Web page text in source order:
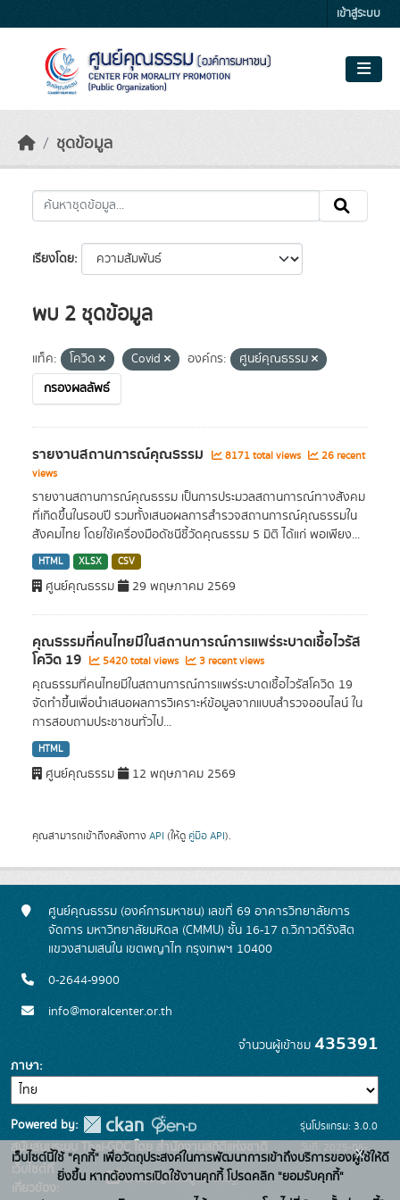
เข้าสู่ระบบ
ชุดข้อมูล
เรียงโดย
พบ 2 ชุดข้อมูล
แท็ค: โควิด Covid องค์กร:
ศูนย์คุณธรรม
กรองผลลัพธ์
รายงานสถานการณ์คุณธรรม 8171 total views
26 recent
views
รายงานสถานการณ์คุณธรรม เป็นการประมวลสถานการณ์ทางสังคม
ที่เกิดขึ้นในรอบปี รวมทั้งเสนอผลการสำรวจสถานการณ์คุณธรรมใน
สังคมไทย โดยใช้เครื่องมือดัชนีชี้วัดคุณธรรม 5 มิติ ได้แก่ พอเพียง...
HTML XLSX CSV
ศูนย์คุณธรรม 29 พฤษภาคม 2569
คุณธรรมที่คนไทยมีในสถานการณ์การแพร่ระบาดเชื้อไวรัส
โควิด 19 5420 total views 3 recent views
คุณธรรมที่คนไทยมีในสถานการณ์การแพร่ระบาดเชื้อไวรัสโควิด 19
จัดทำขึ้นเพื่อนำเสนอผลการวิเคราะห์ข้อมูลจากแบบสำรวจออนไลน์ ใน
การสอบถามประชาชนทั่วไป...
HTML
ศูนย์คุณธรรม 12 พฤษภาคม 2569
คุณสามารถเข้าถึงคลังทาง API (ให้ดู คู่มือ API).
ศูนย์คุณธรรม (องค์การมหาชน) เลขที่ 69 อาคารวิทยาลัยการ
จัดการ มหาวิทยาลัยมหิดล (CMMU) ชั้น 16-17 ถ.วิภาวดีรังสิต
แขวงสามเสนใน เขตพญาไท กรุงเทพฯ 10400
0-2644-9900
info@moralcenter.or.th
จำนวนผู้เข้าชม 435391
ภาษา
Powered by:
สนับสนุนระบบ Thai-GDC โดย สำนักงานสถิติแห่งชาติ
เว็บไซต์ที่
เกี่ยวข้อง:
ระบบบัญชีข้อมูลภาครัฐ
รุ่นโปรแกรม: 3.0.0
วันที่: 2025-06-
26
เว็บไซต์นี้ใช้ "คุกกี้" เพื่อวัตถุประสงค์ในการพัฒนาการเข้าถึงบริการของผู้ใช้ให้ดี
ยิ่งขึ้น หากต้องการเปิดใช้งานคุกกี้ โปรดคลิก "ยอมรับคุกกี้"
x